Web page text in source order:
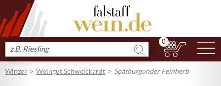
Produkt
suchen
0
Winzer Weingut Schweickardt Spätburgunder Feinherb